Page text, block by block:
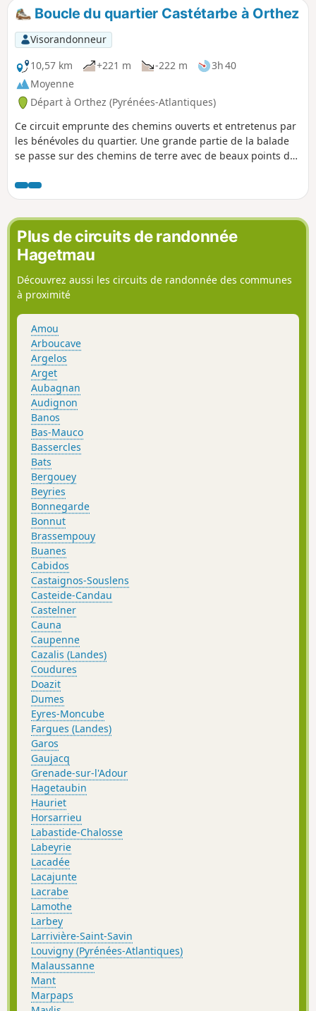
Boucle du quartier Castétarbe à Orthez
Visorandonneur
10,57 km
+221 m -222 m
3h 40
Moyenne
Départ à Orthez (Pyrénées-Atlantiques)
Ce circuit emprunte des chemins ouverts et entretenus par
les bénévoles du quartier. Une grande partie de la balade
se passe sur des chemins de terre avec de beaux points de
Plus de circuits de randonnée
Hagetmau
Découvrez aussi les circuits de randonnée des communes
à proximité
Amou
Arboucave
Argelos
Arget
Aubagnan
Audignon
Banos
Bas-Mauco
Bassercles
Bats
Bergouey
Beyries
Bonnegarde
Bonnut
Brassempouy
Buanes
Cabidos
Castaignos-Souslens
Casteide-Candau
Castelner
Cauna
Caupenne
Cazalis (Landes)
Coudures
Doazit
Dumes
Eyres-Moncube
Fargues (Landes)
Garos
Gaujacq
Grenade-sur-l'Adour
Hagetaubin
Hauriet
Horsarrieu
Labastide-Chalosse
Labeyrie
Lacadée
Lacajunte
Lacrabe
Lamothe
Larbey
Larrivière-Saint-Savin
Louvigny (Pyrénées-Atlantiques)
Malaussanne
Mant
Marpaps